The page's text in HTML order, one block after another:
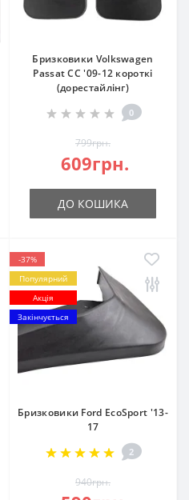
Бризковики Volkswagen
Passat CC '09-12 короткі
(дорестайлінг)
0
799грн.
609грн.
ДО КОШИКА
-37%
Популярний
Акція
Закінчується
Бризковики Ford EcoSport '13-
17
2
940грн.